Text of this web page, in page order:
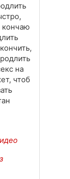
кончаю
на
чтоб